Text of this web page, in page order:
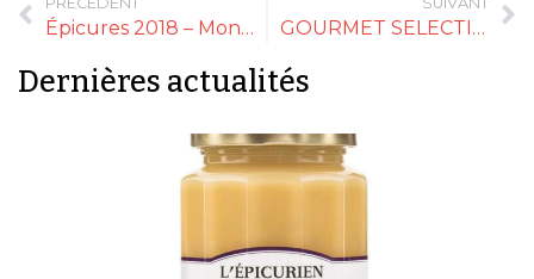
Épicures 2018 – Monsieur Appert GOURMET SELECTION – Dimanche 23 & Lundi 24 Septembre à Paris Porte de Versailles
Dernières actualités